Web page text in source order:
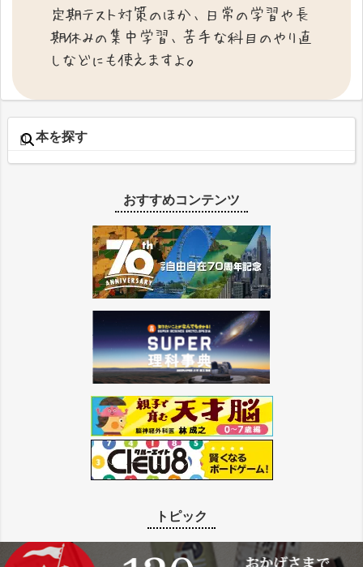
本を探す
おすすめコンテンツ
トピック
定期テスト対策のほか、日常の学習や長
期休みの集中学習、苦手な科目のやり直
しなどにも使えますよ。